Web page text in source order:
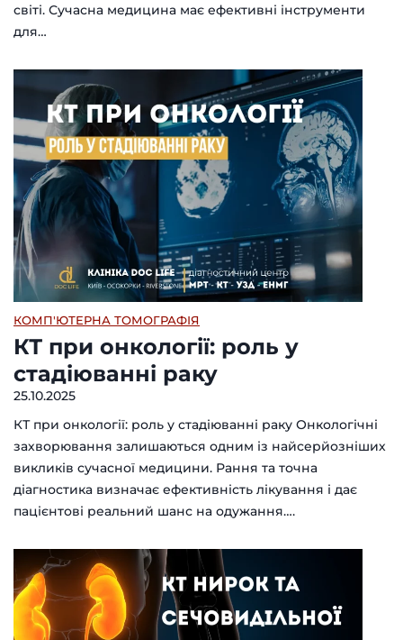
світі. Сучасна медицина має ефективні інструменти
для…
КОМП'ЮТЕРНА ТОМОГРАФІЯ
КТ при онкології: роль у
стадіюванні раку
25.10.2025
КТ при онкології: роль у стадіюванні раку Онкологічні
захворювання залишаються одним із найсерйозніших
викликів сучасної медицини. Рання та точна
діагностика визначає ефективність лікування і дає
пацієнтові реальний шанс на одужання….